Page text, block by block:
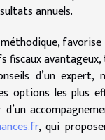
annuels.
d’un expert,
options les plus
, qui